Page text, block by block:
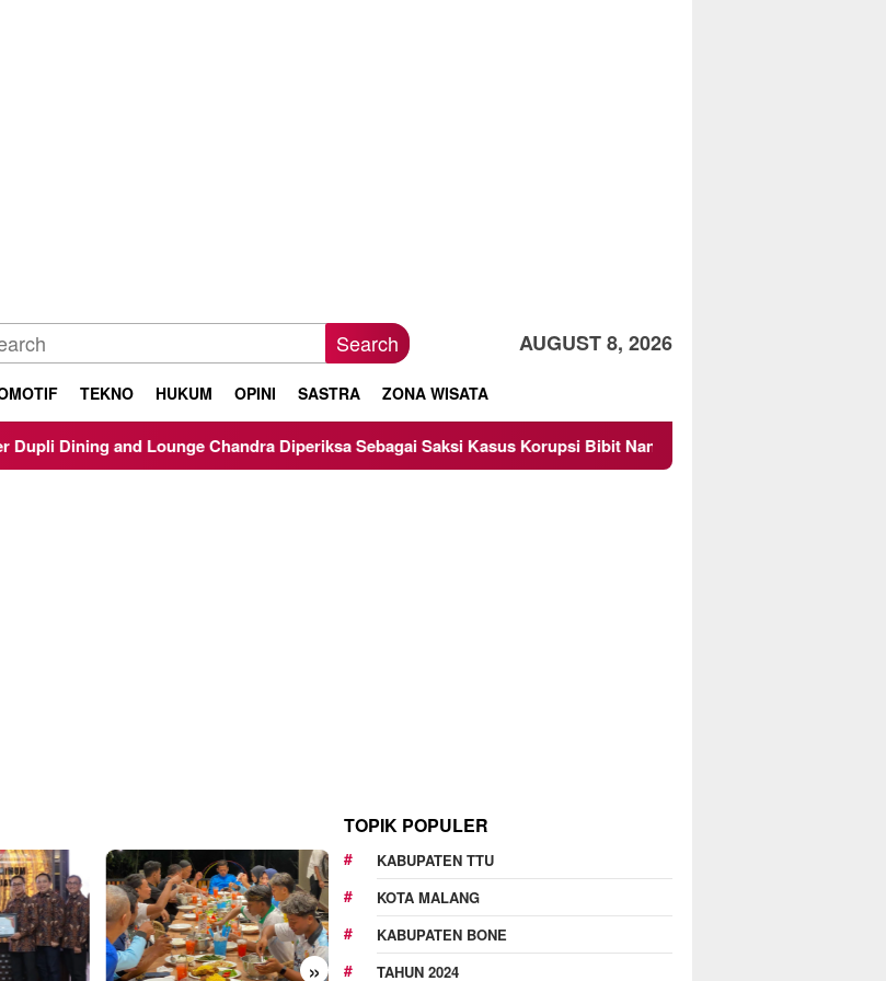
Search AUGUST 8, 2026
TEKNO HUKUM OPINI SASTRA ZONA WISATA
and Lounge Chandra Diperiksa Sebagai Saksi Kasus Korupsi Bibit Nanas Sulsel Rp 52,4 Miliar
»
TOPIK POPULER
KABUPATEN TTU
KOTA MALANG
KABUPATEN BONE
TAHUN 2024